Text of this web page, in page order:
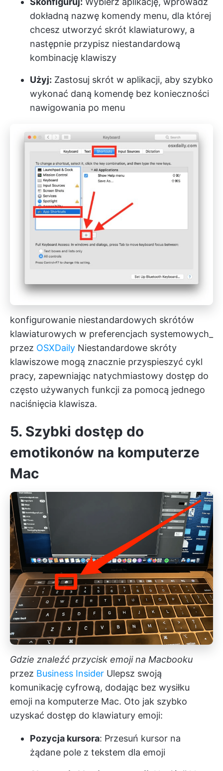
dokładną nazwę komendy menu, dla której
chcesz utworzyć skrót klawiaturowy, a
następnie przypisz niestandardową
kombinację klawiszy
Użyj: Zastosuj skrót w aplikacji, aby szybko
wykonać daną komendę bez konieczności
nawigowania po menu
konfigurowanie niestandardowych skrótów
klawiaturowych w preferencjach systemowych_
przez OSXDaily Niestandardowe skróty
klawiszowe mogą znacznie przyspieszyć cykl
pracy, zapewniając natychmiastowy dostęp do
często używanych funkcji za pomocą jednego
naciśnięcia klawisza.
5. Szybki dostęp do
emotikonów na komputerze
Mac
Gdzie znaleźć przycisk emoji na Macbooku
przez Business Insider Ulepsz swoją
komunikację cyfrową, dodając bez wysiłku
emoji na komputerze Mac. Oto jak szybko
uzyskać dostęp do klawiatury emoji:
Pozycja kursora: Przesuń kursor na
żądane pole z tekstem dla emoji